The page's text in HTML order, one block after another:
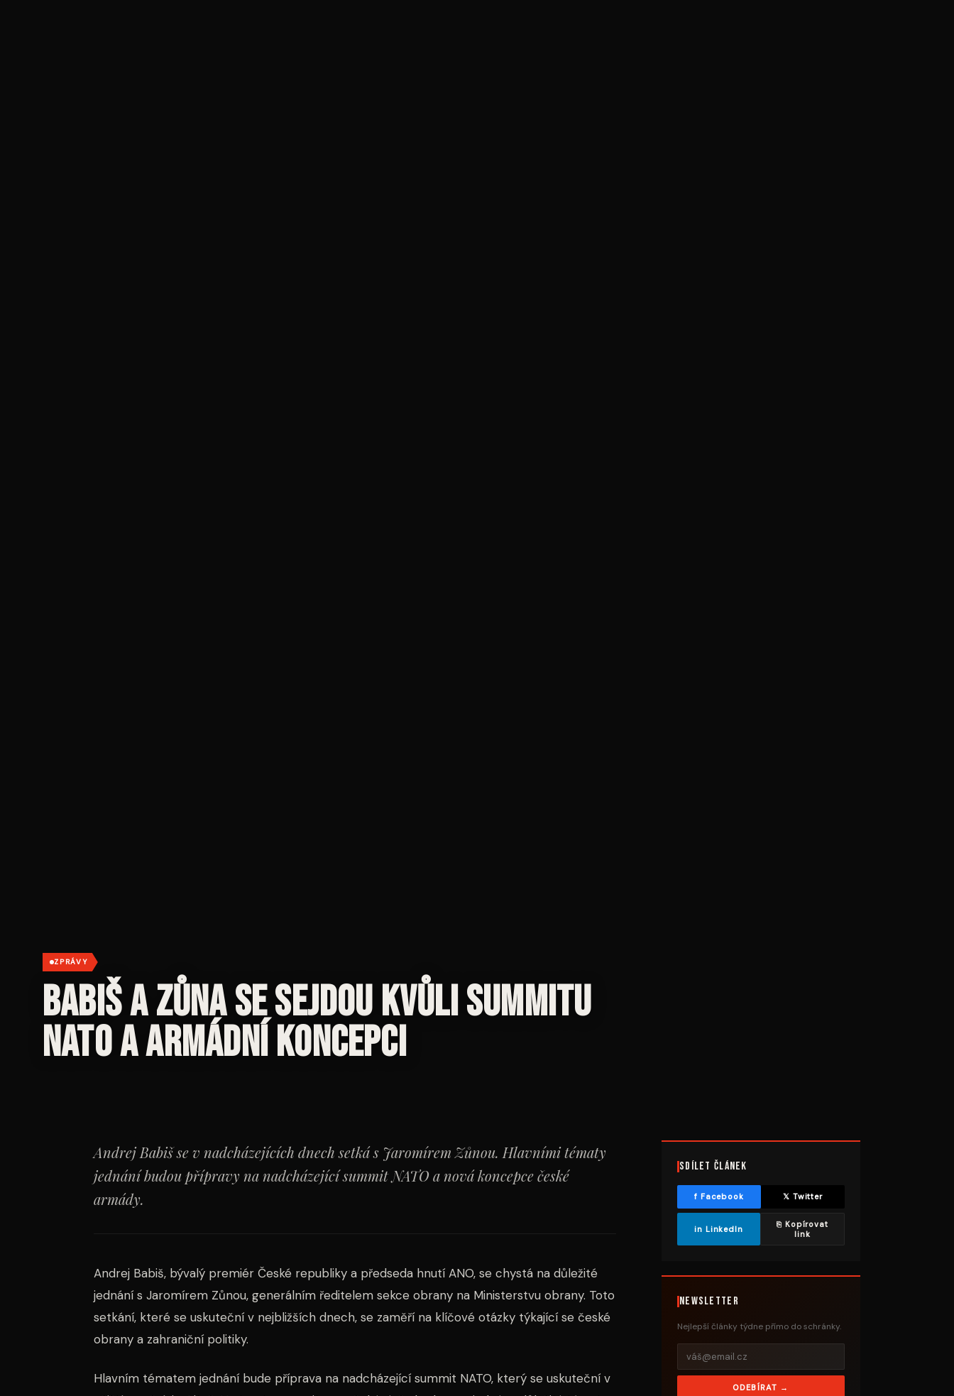
ZPRÁVY
Babiš a Zůna se sejdou kvůli summitu
NATO a armádní koncepci
Andrej Babiš se v nadcházejících dnech setká s Jaromírem Zůnou. Hlavními tématy
jednání budou přípravy na nadcházející summit NATO a nová koncepce české
armády.
Andrej Babiš, bývalý premiér České republiky a předseda hnutí ANO, se chystá na důležité
jednání s Jaromírem Zůnou, generálním ředitelem sekce obrany na Ministerstvu obrany. Toto
setkání, které se uskuteční v nejbližších dnech, se zaměří na klíčové otázky týkající se české
obrany a zahraniční politiky.
Hlavním tématem jednání bude příprava na nadcházející summit NATO, který se uskuteční v
Sdílet článek
f Facebook 𝕏 Twitter
in LinkedIn
⎘ Kopírovat
link
Newsletter
Nejlepší články týdne přímo do schránky.
ODEBÍRAT →